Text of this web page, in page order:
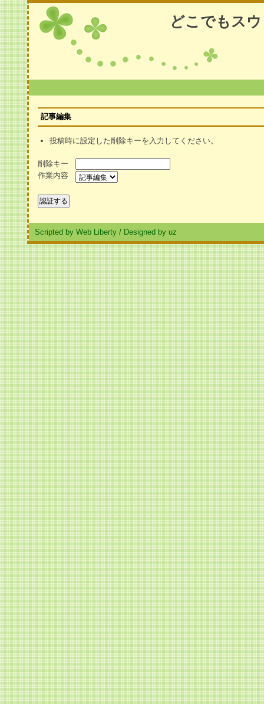
どこでもス
記事編集
投稿時に設定した削除キーを入力してください。
削除キー
作業内容
Scripted by Web Liberty / Designed by uz